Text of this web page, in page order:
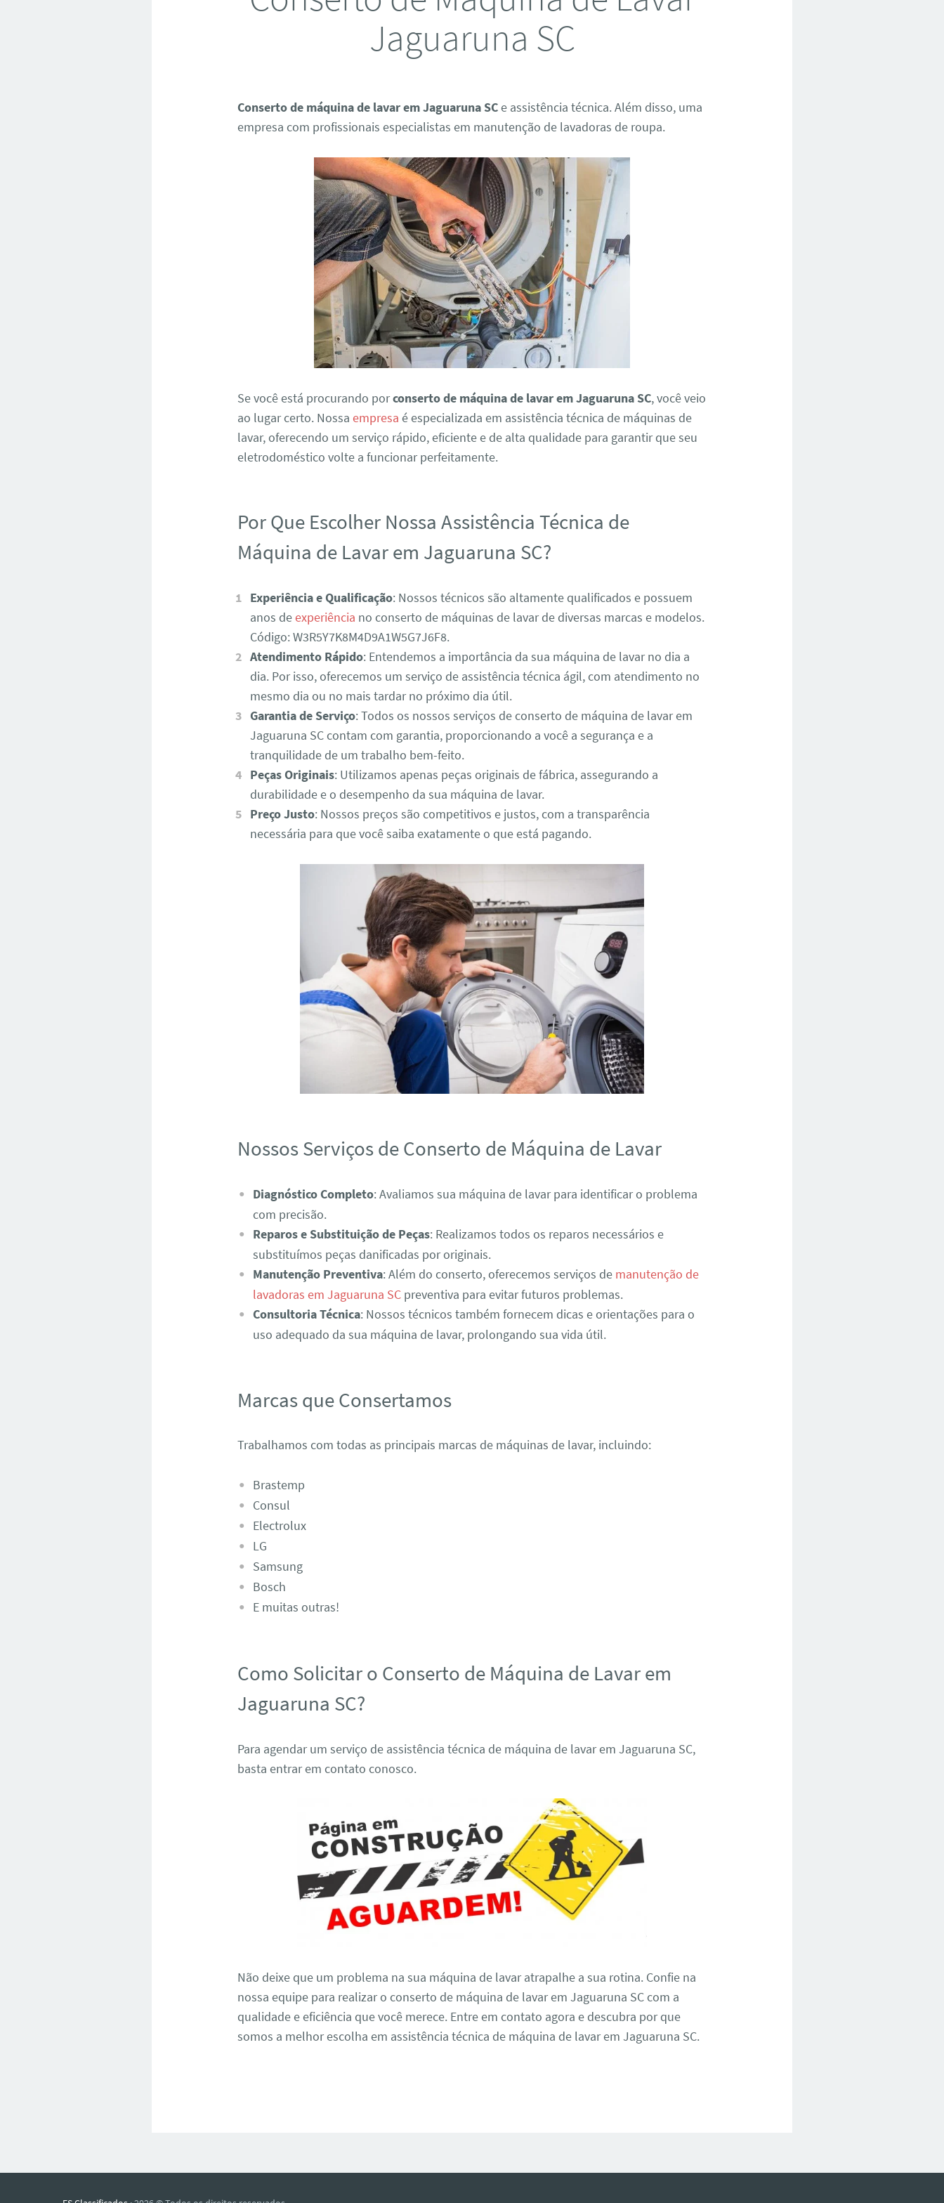
Jaguaruna SC
Conserto de máquina de lavar em Jaguaruna SCe assistência técnica. Além disso, uma
empresa com profissionais especialistas em manutenção de lavadoras de roupa.
Se você está procurando porconserto de máquina de lavar em Jaguaruna SC, você veio
ao lugar certo. Nossaempresa é especializada em assistência técnica de máquinas de
lavar, oferecendo um serviço rápido, eficiente e de alta qualidade para garantir que seu
eletrodoméstico volte a funcionar perfeitamente.
Por Que Escolher Nossa Assistência Técnica de
Máquina de Lavar em Jaguaruna SC?
Experiência e Qualificação: Nossos técnicos são altamente qualificados e possuem
anos deexperiência no conserto de máquinas de lavar de diversas marcas e modelos.
Código: W3R5Y7K8M4D9A1W5G7J6F8.
Atendimento Rápido: Entendemos a importância da sua máquina de lavar no dia a
dia. Por isso, oferecemos um serviço de assistência técnica ágil, com atendimento no
mesmo dia ou no mais tardar no próximo dia útil.
Garantia de Serviço: Todos os nossos serviços de conserto de máquina de lavar em
Jaguaruna SC contam com garantia, proporcionando a você a segurança e a
tranquilidade de um trabalho bem-feito.
Peças Originais: Utilizamos apenas peças originais de fábrica, assegurando a
durabilidade e o desempenho da sua máquina de lavar.
Preço Justo: Nossos preços são competitivos e justos, com a transparência
necessária para que você saiba exatamente o que está pagando.
Nossos Serviços de Conserto de Máquina de Lavar
Diagnóstico Completo: Avaliamos sua máquina de lavar para identificar o problema
com precisão.
Reparos e Substituição de Peças: Realizamos todos os reparos necessários e
substituímos peças danificadas por originais.
Manutenção Preventiva: Além do conserto, oferecemos serviços de manutenção de
lavadoras em Jaguaruna SCpreventiva para evitar futuros problemas.
Consultoria Técnica: Nossos técnicos também fornecem dicas e orientações para o
uso adequado da sua máquina de lavar, prolongando sua vida útil.
Marcas que Consertamos
Trabalhamos com todas as principais marcas de máquinas de lavar, incluindo:
Brastemp
Consul
Electrolux
LG
Samsung
Bosch
E muitas outras!
Como Solicitar o Conserto de Máquina de Lavar em
Jaguaruna SC?
Para agendar um serviço de assistência técnica de máquina de lavar em Jaguaruna SC,
basta entrar em contato conosco.
Não deixe que um problema na sua máquina de lavar atrapalhe a sua rotina. Confie na
nossa equipe para realizar o conserto de máquina de lavar em Jaguaruna SC com a
qualidade e eficiência que você merece. Entre em contato agora e descubra por que
somos a melhor escolha em assistência técnica de máquina de lavar em Jaguaruna SC.